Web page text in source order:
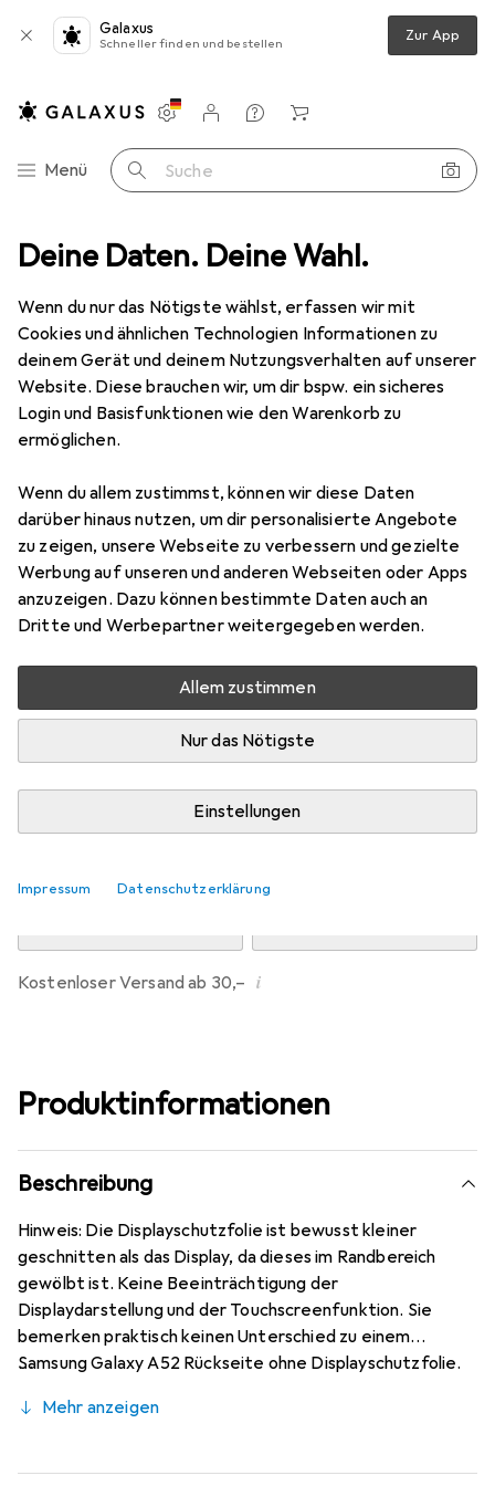
Deine Daten. Deine Wahl.
Wenn du nur das Nötigste wählst, erfassen wir mit
Cookies und ähnlichen Technologien Informationen zu
deinem Gerät und deinem Nutzungsverhalten auf unserer
Website. Diese brauchen wir, um dir bspw. ein sicheres
Login und Basisfunktionen wie den Warenkorb zu
ermöglichen.
Wenn du allem zustimmst, können wir diese Daten
darüber hinaus nutzen, um dir personalisierte Angebote
zu zeigen, unsere Webseite zu verbessern und gezielte
Werbung auf unseren und anderen Webseiten oder Apps
anzuzeigen. Dazu können bestimmte Daten auch an
Dritte und Werbepartner weitergegeben werden.
Allem zustimmen
Nur das Nötigste
Einstellungen
Impressum Datenschutzerklärung
Galaxus
Schneller finden und bestellen Zur App
Navigation nach Kategorien
Menü Suche
Einstellungen
Kundenkonto
Vergleichslisten
Merklisten
Warenkorb
Smartphone Schutzfolie Dipos Displayschutzfolie Crystalclear
5 Bilder
DiposDisplayschutzfolie Crystalclear
Preis in EUR inkl. MwSt.
EUR
5,89
21
Bewertungen Marke
Mehr von Dipos
Mo, 10.8. geliefert
Mehr als 10 Stück an Lager beim Drittanbieter
Lieferort angeben für genaue Lieferzeit
Kostenloser Versand ab 30,– i
Produktinformationen
Beschreibung
Hinweis: Die Displayschutzfolie ist bewusst kleiner
geschnitten als das Display, da dieses im Randbereich
gewölbt ist. Keine Beeinträchtigung der
Displaydarstellung und der Touchscreenfunktion. Sie
bemerken praktisch keinen Unterschied zu einem
Samsung Galaxy A52 Rückseite ohne Displayschutzfolie.
Oberfläche! Sehr beständig gegen Kratzer und Abrasion!
Galaxy A52 Rückseite Glas, da dieses gewölbt ist (siehe
Mehr anzeigen